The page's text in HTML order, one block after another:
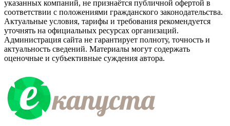
указанных компаний, не признаётся публичной офертой в
соответствии с положениями гражданского законодательства.
Актуальные условия, тарифы и требования рекомендуется
уточнять на официальных ресурсах организаций.
Администрация сайта не гарантирует полноту, точность и
актуальность сведений. Материалы могут содержать
оценочные и субъективные суждения автора.